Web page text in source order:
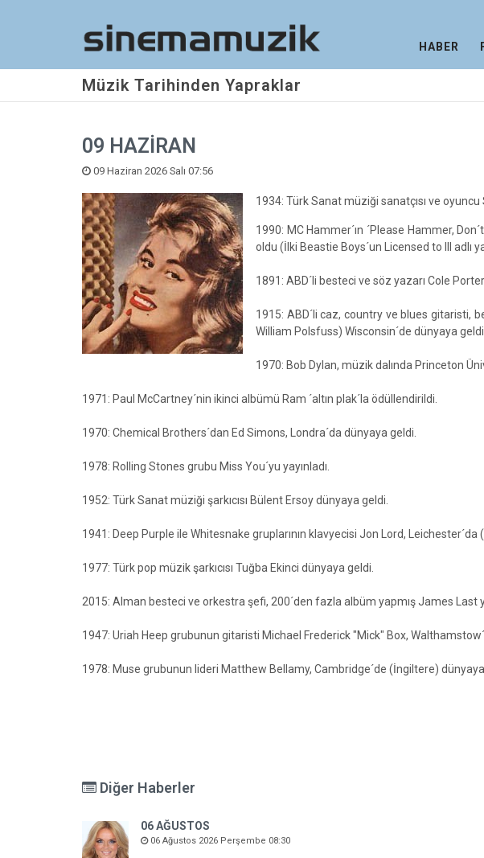
HABER
Müzik Tarihinden Yapraklar
09 HAZİRAN
09 Haziran 2026 Salı 07:56
1934: Türk Sanat müziği sanatçısı ve
1990: MC Hammer´ın ´Please Hammer,
oldu (İlki Beastie Boys´un Licensed to Ill adlı
1891: ABD´li besteci ve söz yazarı Cole
1915: ABD´li caz, country ve blues gitaristi,
William Polsfuss) Wisconsin´de dünyaya
1970: Bob Dylan, müzik dalında Princeton
1971: Paul McCartney´nin ikinci albümü Ram ´altın plak´la ödüllendirildi.
1970: Chemical Brothers´dan Ed Simons, Londra´da dünyaya geldi.
1978: Rolling Stones grubu Miss You´yu yayınladı.
1952: Türk Sanat müziği şarkıcısı Bülent Ersoy dünyaya geldi.
1941: Deep Purple ile Whitesnake gruplarının klavyecisi Jon Lord,
1977: Türk pop müzik şarkıcısı Tuğba Ekinci dünyaya geldi.
2015: Alman besteci ve orkestra şefi, 200´den fazla albüm yapmış James Last
1947: Uriah Heep grubunun gitaristi Michael Frederick "Mick" Box,
1978: Muse grubunun lideri Matthew Bellamy, Cambridge´de (İngiltere) dünyaya
Diğer Haberler
06 AĞUSTOS
06 Ağustos 2026 Perşembe 08:30